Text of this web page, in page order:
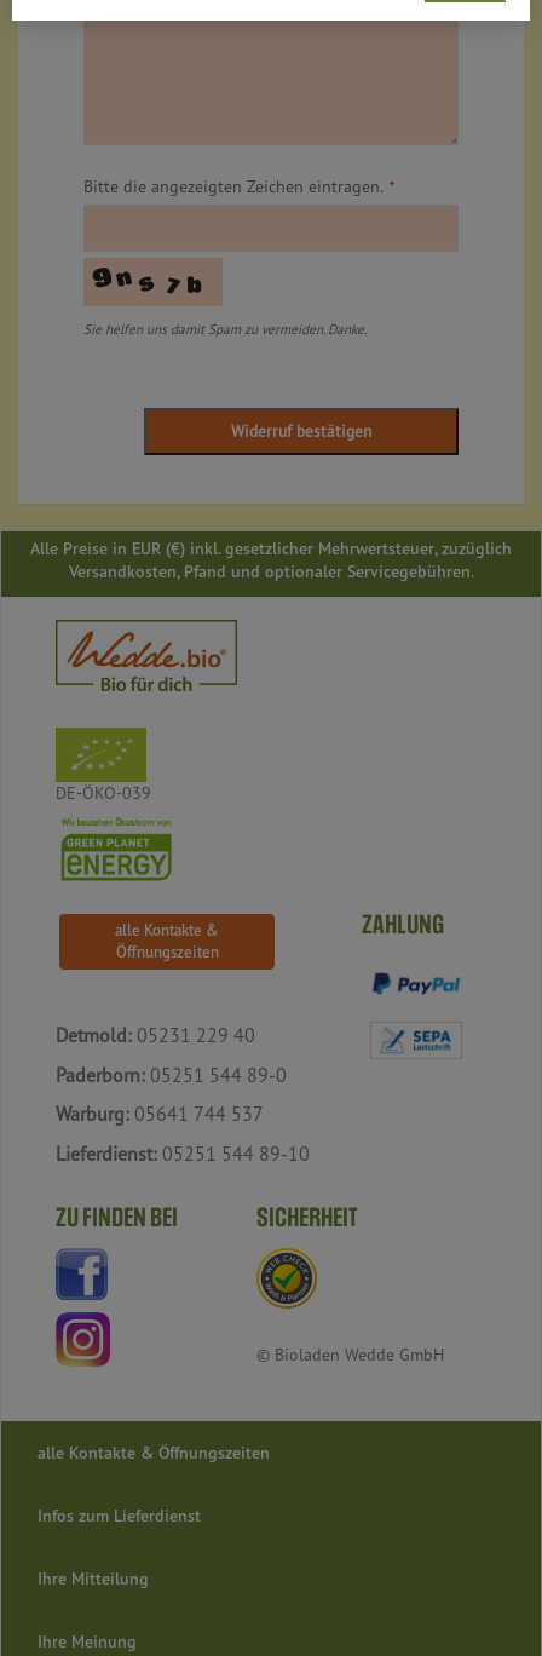
Alle Preise in EUR (€) inkl. gesetzlicher Mehrwertsteuer, zuzüglich
Versandkosten, Pfand und optionaler Servicegebühren.
DE-ÖKO-039
alle Kontakte &
Öffnungszeiten
Detmold: 05231 229 40
Paderborn: 05251 544 89-0
Warburg: 05641 744 537
Lieferdienst: 05251 544 89-10
ZAHLUNG
ZU FINDEN BEI SICHERHEIT
© Bioladen Wedde GmbH
alle Kontakte & Öffnungszeiten
Infos zum Lieferdienst
Ihre Mitteilung
Ihre Meinung